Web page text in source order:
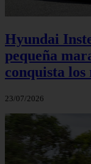
Hyundai
pequeña
conquista
23/07/2026